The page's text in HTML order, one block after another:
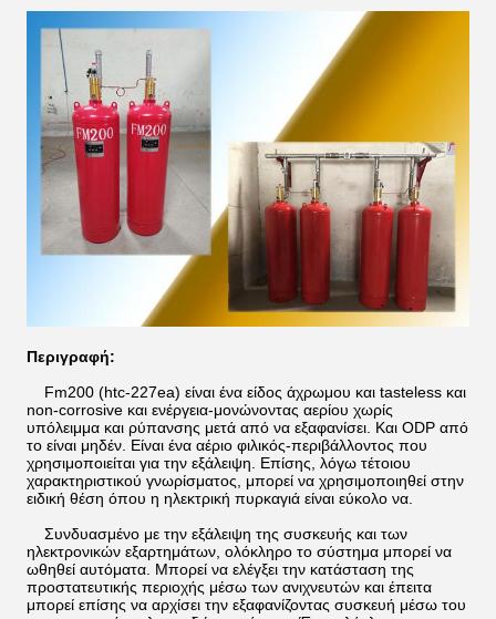
Περιγραφή:
Fm200 (htc-227ea) είναι ένα είδος άχρωμου και tasteless και
non-corrosive και ενέργεια-μονώνοντας αερίου χωρίς
υπόλειμμα και ρύπανσης μετά από να εξαφανίσει. Και ODP από
το είναι μηδέν. Είναι ένα αέριο φιλικός-περιβάλλοντος που
χρησιμοποιείται για την εξάλειψη. Επίσης, λόγω τέτοιου
χαρακτηριστικού γνωρίσματος, μπορεί να χρησιμοποιηθεί στην
ειδική θέση όπου η ηλεκτρική πυρκαγιά είναι εύκολο να.
Συνδυασμένο με την εξάλειψη της συσκευής και των
ηλεκτρονικών εξαρτημάτων, ολόκληρο το σύστημα μπορεί να
ωθηθεί αυτόματα. Μπορεί να ελέγξει την κατάσταση της
προστατευτικής περιοχής μέσω των ανιχνευτών και έπειτα
μπορεί επίσης να αρχίσει την εξαφανίζοντας συσκευή μέσω του